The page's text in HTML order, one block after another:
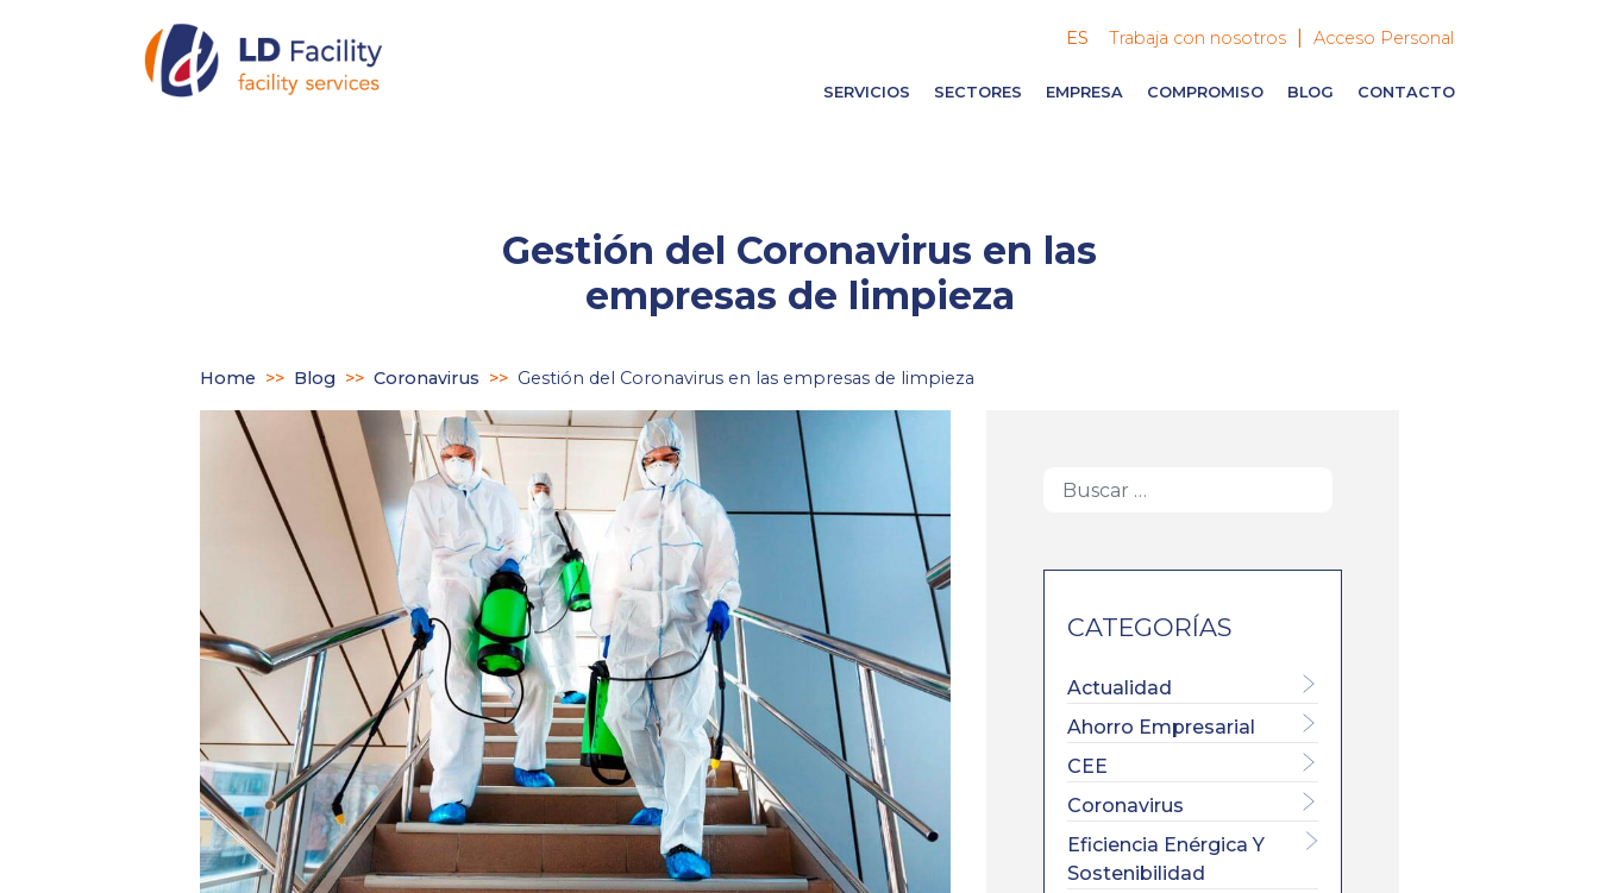
ES Trabaja con nosotros Acceso Personal
SERVICIOS SECTORES EMPRESA COMPROMISO BLOG CONTACTO
Gestión del Coronavirus en las
empresas de limpieza
Home >> Blog >> Coronavirus >> Gestión del Coronavirus en las empresas de limpieza
CATEGORÍAS
Actualidad
Ahorro Empresarial
CEE
Coronavirus
Eficiencia Enérgica Y
Sostenibilidad